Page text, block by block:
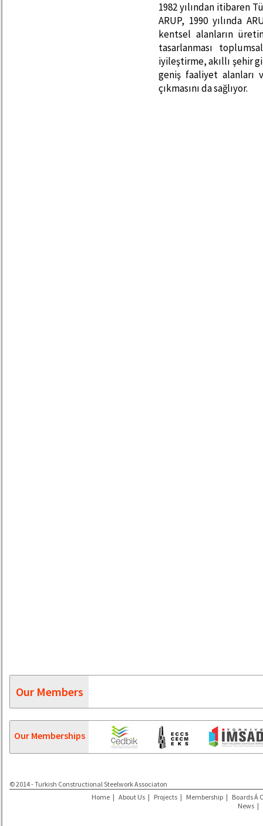
1982 yılından itibaren
ARUP, 1990 yılında
kentsel alanların
tasarlanması
iyileştirme, akıllı şehir
geniş faaliyet alanları
çıkmasını da sağlıyor.
Our Members
Our Memberships
© 2014 - Turkish Constructional Steelwork Associaton
Home | About Us | Projects | Membership | Boards Á
News |